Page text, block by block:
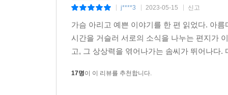
이제야 알겠어.
그 먼 시간을 건너 네 편지가 나한테 도착한 이유를.
가까이 서로의 존재를 느끼며, 그 모든 호칭을
j****3 2023-05-15 신고
가슴 아리고 예쁜 이야기를 한 편 읽었다. 아
시간을 거슬러 서로의 소식을 나누는 편지가
고, 그 상상력을 엮어나가는 솜씨가 뛰어나다
17명이 이 리뷰를 추천합니다.